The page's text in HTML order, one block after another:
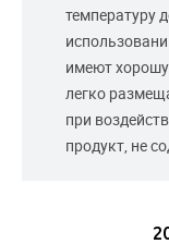
температуру
имеют
легко
при
продукт, не